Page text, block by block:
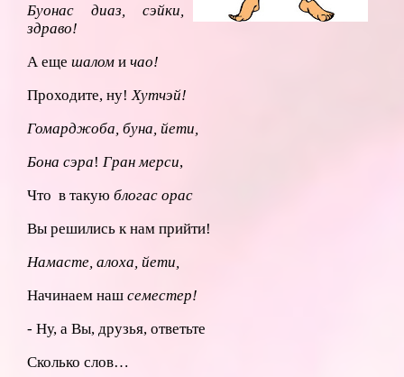
Буонас диаз, сэйки,
здраво!
А еще шалом и чао!
Проходите, ну! Хутчэй!
Гомарджоба, буна, йети,
Бона сэра! Гран мерси,
Что в такую блогас орас
Вы решились к нам прийти!
Намасте, алоха, йети,
Начинаем наш семестер!
- Ну, а Вы, друзья, ответьте
Сколько слов…